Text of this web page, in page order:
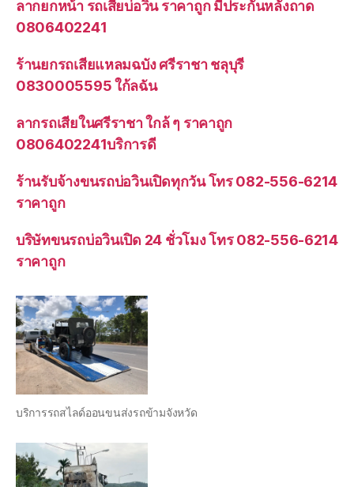
ลากยกหน้า รถเสียบ่อวิน ราคาถูก มีประกันหลังถาด
0806402241
ร้านยกรถเสียแหลมฉบัง ศรีราชา ชลุบุรี
0830005595 ใก้ลฉัน
ลากรถเสียในศรีราชา ใกล้ ๆ ราคาถูก
0806402241บริการดี
ร้านรับจ้างขนรถบ่อวินเปิดทุกวัน โทร 082-556-6214
ราคาถูก
บริษัทขนรถบ่อวินเปิด 24 ชั่วโมง โทร 082-556-6214
ราคาถูก
บริการรถสไลด์ออนขนส่งรถข้ามจังหวัด